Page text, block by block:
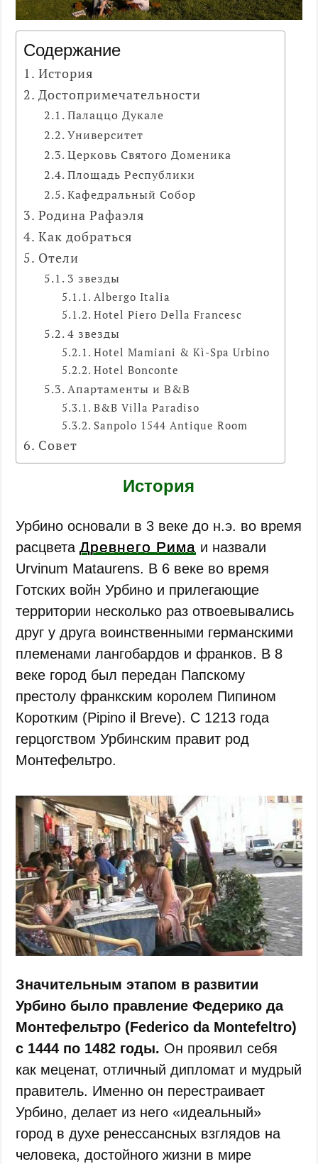
Содержание
История
Достопримечательности
Палаццо Дукале
Университет
Церковь Святого Доменика
Площадь Республики
Кафедральный Собор
Родина Рафаэля
Как добраться
Отели
3 звезды
Albergo Italia
Hotel Piero Della Francesc
4 звезды
Hotel Mamiani & Kì-Spa Urbino
Hotel Bonconte
Апартаменты и B&B
B&B Villa Paradiso
Sanpolo 1544 Antique Room
Совет
История
Урбино основали в 3 веке до н.э. во время
расцветаДревнего Рима и назвали
Urvinum Mataurens. В 6 веке во время
Готских войн Урбино и прилегающие
территории несколько раз отвоевывались
друг у друга воинственными германскими
племенами лангобардов и франков. В 8
веке город был передан Папскому
престолу франкским королем Пипином
Коротким (Pipino il Breve). С 1213 года
герцогством Урбинским правит род
Монтефельтро.
Значительным этапом в развитии
Урбино было правление Федерико да
Монтефельтро (Federico da Montefeltro)
с 1444 по 1482 годы. Он проявил себя
как меценат, отличный дипломат и мудрый
правитель. Именно он перестраивает
Урбино, делает из него «идеальный»
город в духе ренессансных взглядов на
человека, достойного жизни в мире